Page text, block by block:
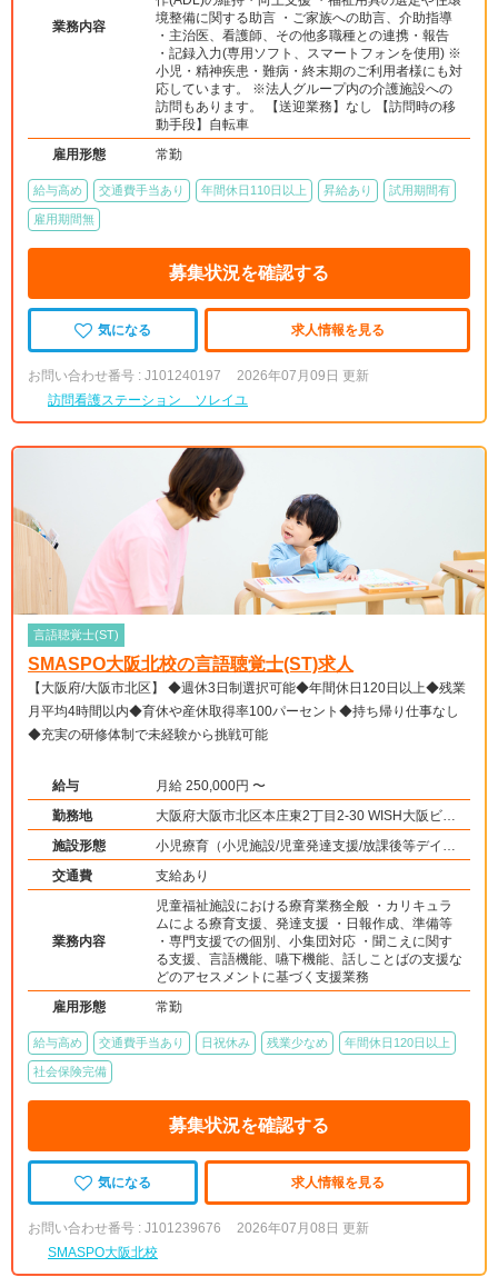
業務内容
境整備に関する助言 ・ご家族への助言、介助指導
・主治医、看護師、その他多職種との連携・報告
・記録入力(専用ソフト、スマートフォンを使用) ※
小児・精神疾患・難病・終末期のご利用者様にも対
応しています。 ※法人グループ内の介護施設への
訪問もあります。 【送迎業務】なし 【訪問時の移
動手段】自転車
雇用形態
常勤
給与高め 交通費手当あり 年間休日110日以上 昇給あり 試用期間有
雇用期間無
募集状況を確認する
気になる 求人情報を見る
お問い合わせ番号 : J101240197
2026年07月09日 更新
訪問看護ステーション ソレイユ
言語聴覚士(ST)
SMASPO大阪北校の言語聴覚士(ST)求人
【大阪府/大阪市北区】 ◆週休3日制選択可能◆年間休日120日以上◆残業
月平均4時間以内◆育休や産休取得率100パーセント◆持ち帰り仕事なし
◆充実の研修体制で未経験から挑戦可能
給与
月給 250,000円 〜
勤務地
大阪府大阪市北区本庄東2丁目2-30 WISH大阪ビル
5A
施設形態
小児療育（小児施設/児童発達支援/放課後等デイサ
ービス）
交通費 支給あり
業務内容
児童福祉施設における療育業務全般 ・カリキュラ
ムによる療育支援、発達支援 ・日報作成、準備等
・専門支援での個別、小集団対応 ・聞こえに関す
る支援、言語機能、嚥下機能、話しことばの支援な
どのアセスメントに基づく支援業務
雇用形態
常勤
給与高め 交通費手当あり 日祝休み 残業少なめ 年間休日120日以上
社会保険完備
募集状況を確認する
気になる 求人情報を見る
お問い合わせ番号 : J101239676
2026年07月08日 更新
SMASPO大阪北校